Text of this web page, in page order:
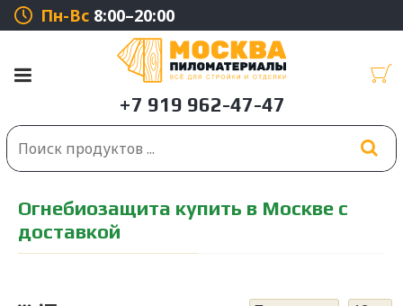
Пн-Вс 8:00–20:00
Огнебиозащита купить в Москве с
доставкой